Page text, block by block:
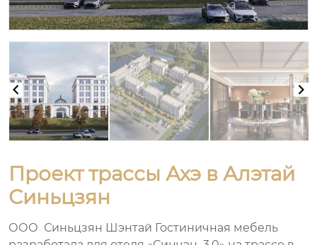
Проект трассы Ахэ в Алэтай
Синьцзян
ООО Синьцзян Шэнтай Гостиничная мебель